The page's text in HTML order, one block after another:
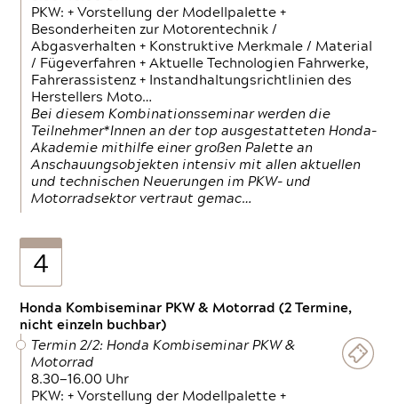
PKW: + Vorstellung der Modellpalette +
Besonderheiten zur Motorentechnik /
Abgasverhalten + Konstruktive Merkmale / Material
/ Fügeverfahren + Aktuelle Technologien Fahrwerke,
Fahrerassistenz + Instandhaltungsrichtlinien des
Herstellers Moto…
Bei diesem Kombinationsseminar werden die
Teilnehmer*Innen an der top ausgestatteten Honda-
Akademie mithilfe einer großen Palette an
Anschauungsobjekten intensiv mit allen aktuellen
und technischen Neuerungen im PKW- und
Motorradsektor vertraut gemac…
4
Honda Kombiseminar PKW & Motorrad (2 Termine,
nicht einzeln buchbar)
Termin 2/2: Honda Kombiseminar PKW &
Motorrad
8.30—16.00 Uhr
PKW: + Vorstellung der Modellpalette +